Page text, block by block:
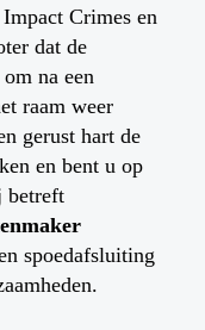
Crimes en
dat de
na een
raam weer
gerust hart de
en bent u op
betreft
spoedafsluiting